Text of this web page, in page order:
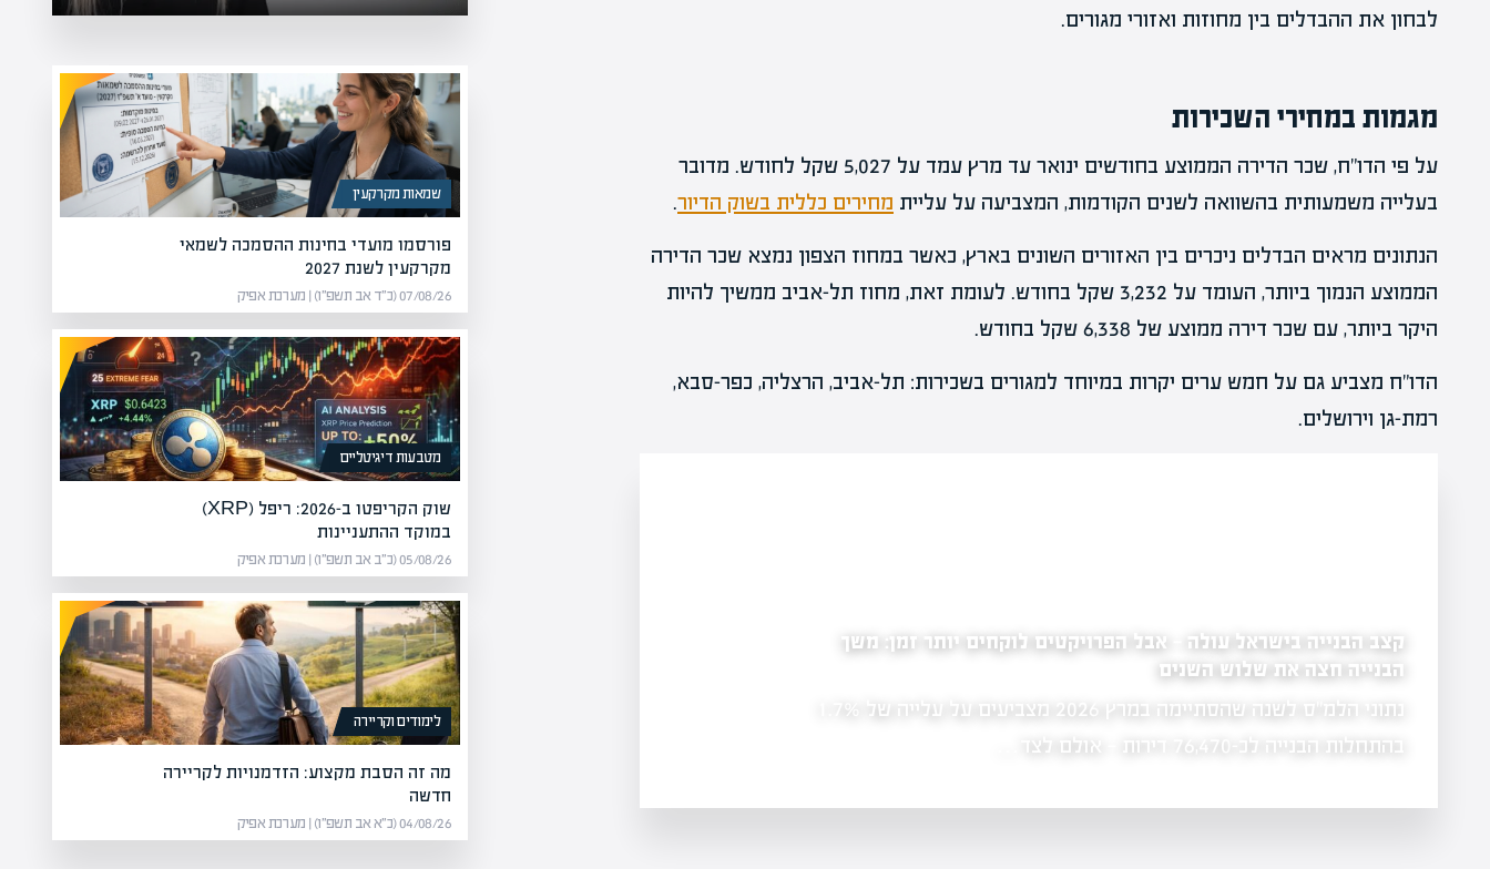
לבחון את ההבדלים בין מחוזות ואזורי מגורים.
מגמות במחירי השכירות
על פי הדו"ח, שכר הדירה הממוצע בחודשים ינואר עד מרץ עמד על 5,027 שקל לחודש. מדובר
בעלייה משמעותית בהשוואה לשנים הקודמות, המצביעה על עליית מחירים כללית בשוק הדיור.
הנתונים מראים הבדלים ניכרים בין האזורים השונים בארץ, כאשר במחוז הצפון נמצא שכר הדירה
הממוצע הנמוך ביותר, העומד על 3,232 שקל בחודש. לעומת זאת, מחוז תל-אביב ממשיך להיות
היקר ביותר, עם שכר דירה ממוצע של 6,338 שקל בחודש.
הדו"ח מצביע גם על חמש ערים יקרות במיוחד למגורים בשכירות: תל-אביב, הרצליה, כפר-סבא,
רמת-גן וירושלים.
— אבל הפרויקטים לוקחים יותר זמן: משך
נתוני הלמ"ס לשנה שהסתיימה במרץ 2026 מצביעים על עלייה של 1.7%
פריצת דרך לשוק השכירות: הוועדה לקרנות הריט ממליצה להסיר חסמים
הוועדה הבין-משרדית שפעלה מטעם רשות המסים, אגף התקציבים ורשות
ניירות ערך הגישה את המלצותיה לשיפור מצב קרנות הריט…
שמאות מקרקעין
פורסמו מועדי בחינות ההסמכה לשמאי
מקרקעין לשנת 2027
07/08/26 (כ״ד אב תשפ״ו) | מערכת אפיק
מטבעות דיגיטליים
שוק הקריפטו ב-2026: ריפל (XRP)
במוקד ההתעניינות
05/08/26 (כ״ב אב תשפ״ו) | מערכת אפיק
לימודים וקריירה
מה זה הסבת מקצוע: הזדמנויות לקריירה
חדשה
04/08/26 (כ״א אב תשפ״ו) | מערכת אפיק